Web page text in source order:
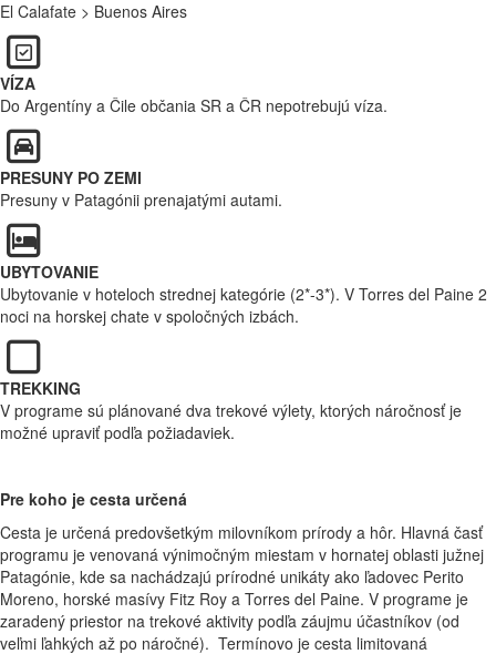
El Calafate > Buenos Aires
VÍZA
Do Argentíny a Čile občania SR a ČR nepotrebujú víza.
PRESUNY PO ZEMI
Presuny v Patagónii prenajatými autami.
UBYTOVANIE
Ubytovanie v hoteloch strednej kategórie (2*-3*). V Torres del Paine 2
noci na horskej chate v spoločných izbách.
TREKKING
V programe sú plánované dva trekové výlety, ktorých náročnosť je
možné upraviť podľa požiadaviek.
Pre koho je cesta určená
Cesta je určená predovšetkým milovníkom prírody a hôr. Hlavná časť
programu je venovaná výnimočným miestam v hornatej oblasti južnej
Patagónie, kde sa nachádzajú prírodné unikáty ako ľadovec Perito
Moreno, horské masívy Fitz Roy a Torres del Paine. V programe je
zaradený priestor na trekové aktivity podľa záujmu účastníkov (od
veľmi ľahkých až po náročné). Termínovo je cesta limitovaná